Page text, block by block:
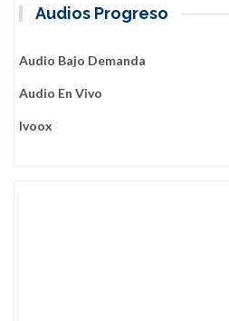
Audios Progreso
Audio Bajo Demanda
Audio En Vivo
Ivoox